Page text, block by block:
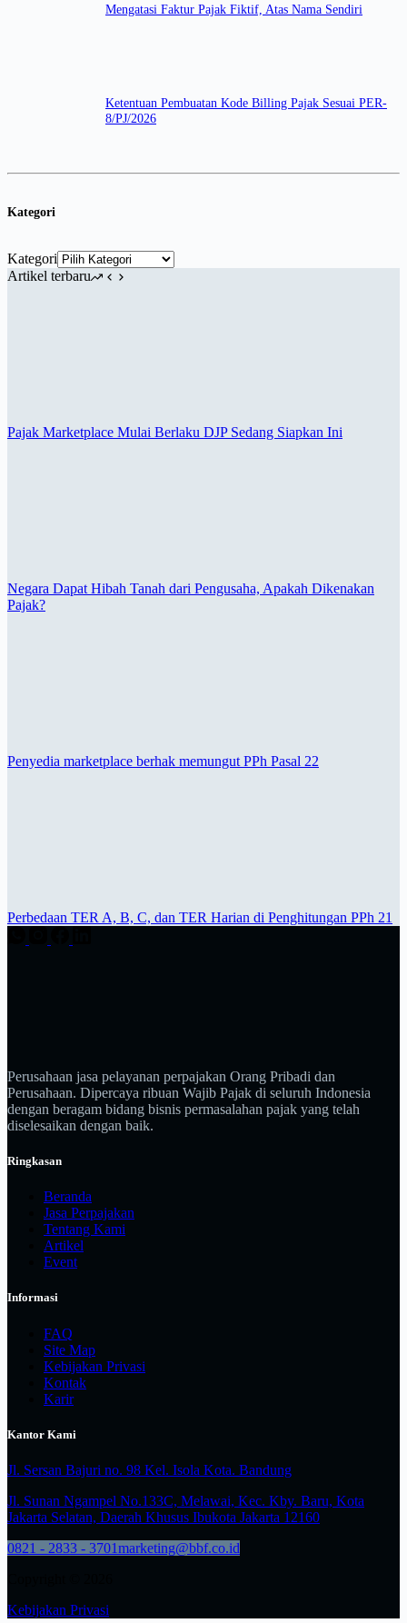
Mengatasi Faktur Pajak Fiktif, Atas Nama Sendiri
Ketentuan Pembuatan Kode Billing Pajak Sesuai PER-
8/PJ/2026
Kategori
Kategori
Artikel terbaru
Pajak Marketplace Mulai Berlaku DJP Sedang Siapkan Ini
Negara Dapat Hibah Tanah dari Pengusaha, Apakah Dikenakan
Pajak?
Penyedia marketplace berhak memungut PPh Pasal 22
Perbedaan TER A, B, C, dan TER Harian di Penghitungan PPh 21
Perusahaan jasa pelayanan perpajakan Orang Pribadi dan
Perusahaan. Dipercaya ribuan Wajib Pajak di seluruh Indonesia
dengan beragam bidang bisnis permasalahan pajak yang telah
diselesaikan dengan baik.
Ringkasan
Beranda
Jasa Perpajakan
Tentang Kami
Artikel
Event
Informasi
FAQ
Site Map
Kebijakan Privasi
Kontak
Karir
Kantor Kami
Jl. Sersan Bajuri no. 98 Kel. Isola Kota. Bandung
Jl. Sunan Ngampel No.133C, Melawai, Kec. Kby. Baru, Kota
Jakarta Selatan, Daerah Khusus Ibukota Jakarta 12160
0821 - 2833 - 3701marketing@bbf.co.id
Kebijakan Privasi